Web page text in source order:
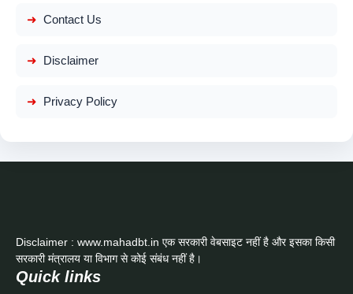
Contact Us
Disclaimer
Privacy Policy
Disclaimer : www.mahadbt.in एक सरकारी वेबसाइट नहीं है और इसका किसी
सरकारी मंत्रालय या विभाग से कोई संबंध नहीं है।
Quick links